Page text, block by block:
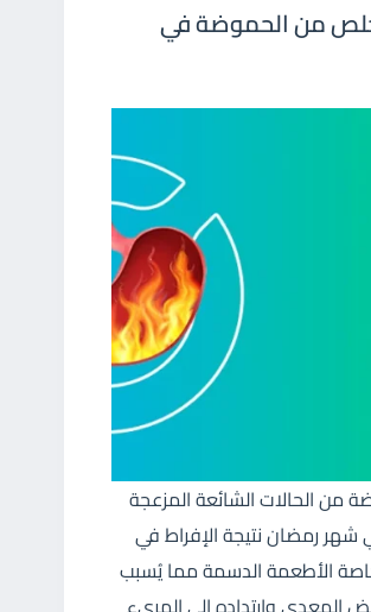
من الحموضة في
من الحالات الشائعة المزعجة
شهر رمضان نتيجة الإفراط في
الأطعمة الدسمة مما يُسبب